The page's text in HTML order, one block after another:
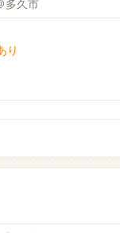
多久市
り